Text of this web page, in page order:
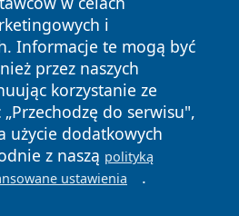
i
Informacje te mogą być
przez naszych
korzystanie ze
do serwisu",
użycie dodatkowych
z naszą polityką
ustawienia .
Wszystkie prawa zastrzeżone.
Polityka
Cookies